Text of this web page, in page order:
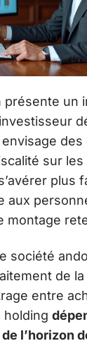
présente un
des
sur
plus
aux
montage
société
de la
entre
holding
l’horizon